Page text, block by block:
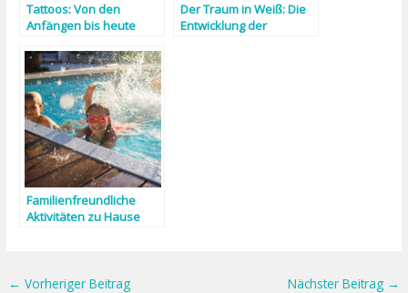
Tattoos: Von den
Anfängen bis heute
Der Traum in Weiß: Die
Entwicklung der
Familienfreundliche
Aktivitäten zu Hause
← Vorheriger Beitrag Nächster Beitrag →